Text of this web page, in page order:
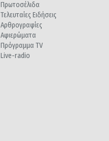
Πρωτοσέλιδα
Τελευταίες Ειδήσεις
Αρθρογραφίες
Αφιερώματα
Πρόγραμμα TV
Live-radio